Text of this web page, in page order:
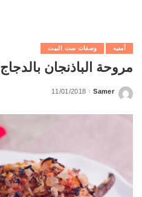
أمنيه وصفات ست البيت
مروحة الباذنجان بالدجاج
Posted
Samer
11/01/2018